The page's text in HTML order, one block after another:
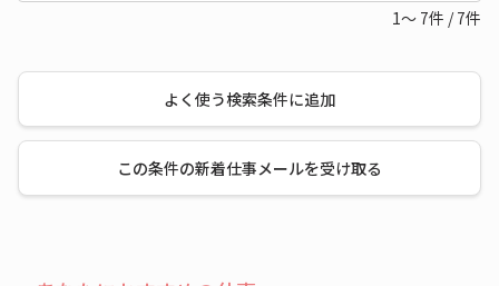
1～ 7件 / 7件
よく使う検索条件に追加
この条件の新着仕事メールを受け取る